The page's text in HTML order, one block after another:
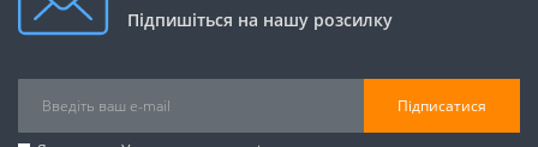
Підпишіться на нашу розсилку
Підписатися